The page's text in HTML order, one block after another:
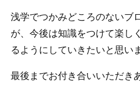
浅学でつかみどころのないブ
が、今後は知識をつけて楽し
るようにしていきたいと思い
最後までお付き合いいただき